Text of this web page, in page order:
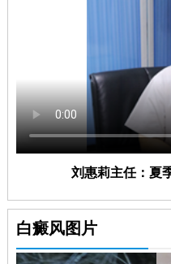
刘惠莉主任：夏
白癜风图片